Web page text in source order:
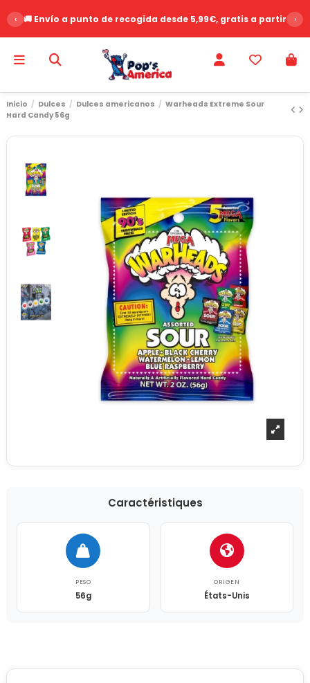
‹ 🚚 Envío a punto de recogida desde 5,99€, gratis a partir de
›
Inicio Dulces Dulces americanos
Warheads Extreme Sour
Hard Candy 56g
Caractéristiques
PESO
56g
ORIGEN
États-Unis